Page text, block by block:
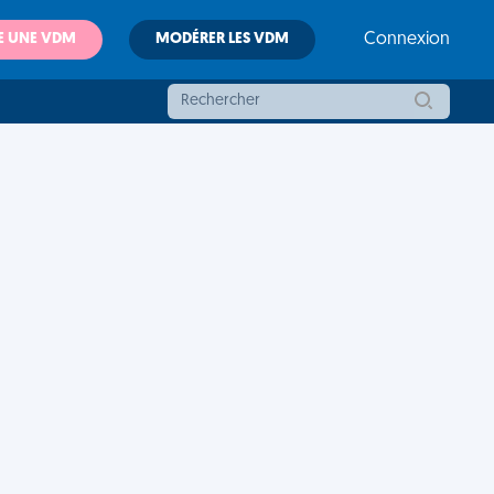
UNE VDM MODÉRER LES VDM Connexion